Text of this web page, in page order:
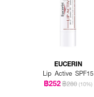
EUCERIN
Lip Active SPF15
฿252฿280 (10%)